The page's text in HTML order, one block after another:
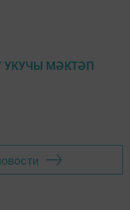
УКУЧЫ МӘКТӘП